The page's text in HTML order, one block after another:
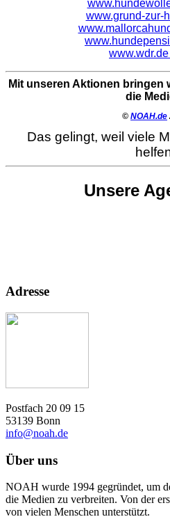
www.grund-zur-
Mit unseren Aktionen bringen
die
© NOAH.de
Das gelingt, weil viele
Unsere
Adresse
Postfach 20 09 15
53139 Bonn
info@noah.de
Über uns
NOAH wurde 1994 gegründet, um
die Medien zu verbreiten. Von der
von vielen Menschen unterstützt.